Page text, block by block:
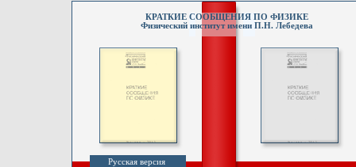
КРАТКИЕ СООБЩЕНИЯ ПО ФИЗИКЕ
Физический институт имени П.Н. Лебедева
Русская версия